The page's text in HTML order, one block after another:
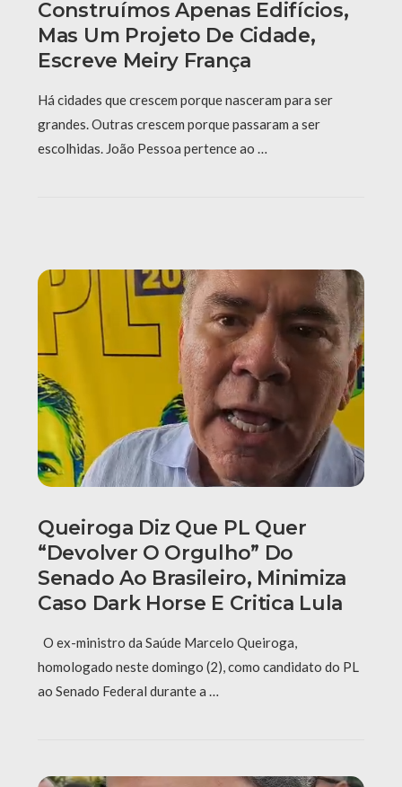
Construímos Apenas Edifícios,
Mas Um Projeto De Cidade,
Escreve Meiry França
Há cidades que crescem porque nasceram para ser
grandes. Outras crescem porque passaram a ser
escolhidas. João Pessoa pertence ao …
Queiroga Diz Que PL Quer
“devolver O Orgulho” Do
Senado Ao Brasileiro, Minimiza
Caso Dark Horse E Critica Lula
O ex-ministro da Saúde Marcelo Queiroga,
homologado neste domingo (2), como candidato do PL
ao Senado Federal durante a …